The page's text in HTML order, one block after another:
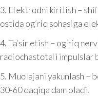
3. Elektrodni kiritish –
ostida og‘riq sohasiga
4. Ta’sir etish – og‘riq
radiochastotali impulslar
5. Muolajani yakunlash –
30-60 daqiqa dam oladi.